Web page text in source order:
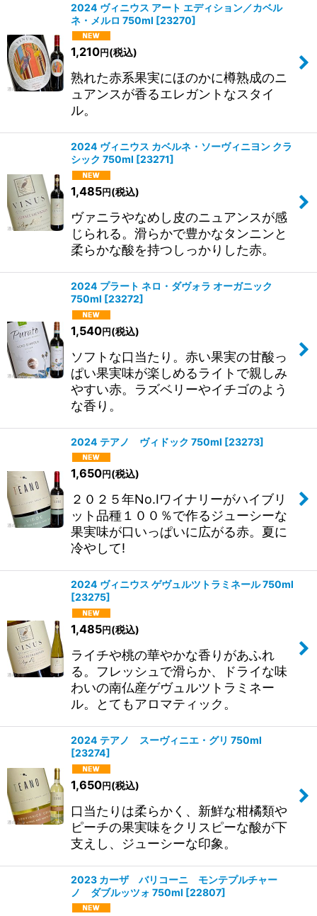
2024 ヴィニウス アート エディション／カベル
ネ・メルロ 750ml [23270]
1,210円 (税込)
熟れた赤系果実にほのかに樽熟成のニ
ュアンスが香るエレガントなスタイ
ル。
2024 ヴィニウス カベルネ・ソーヴィニヨン クラ
シック 750ml [23271]
1,485円 (税込)
ヴァニラやなめし皮のニュアンスが感
じられる。滑らかで豊かなタンニンと
柔らかな酸を持つしっかりした赤。
2024 プラート ネロ・ダヴォラ オーガニック
750ml [23272]
1,540円(税込)
ソフトな口当たり。赤い果実の甘酸っ
ぱい果実味が楽しめるライトで親しみ
やすい赤。ラズベリーやイチゴのよう
な香り。
2024 テアノ ヴィドック 750ml [23273]
1,650円 (税込)
２０２５年No.Iワイナリーがハイブリ
ット品種１００％で作るジューシーな
果実味が口いっぱいに広がる赤。夏に
冷やして!
2024 ヴィニウス ゲヴュルツトラミネール 750ml
[23275]
1,485円 (税込)
ライチや桃の華やかな香りがあふれ
る。フレッシュで滑らか、ドライな味
わいの南仏産ゲヴュルツトラミネー
ル。とてもアロマティック。
2024 テアノ スーヴィニエ・グリ 750ml
[23274]
1,650円(税込)
口当たりは柔らかく、新鮮な柑橘類や
ピーチの果実味をクリスピーな酸が下
支えし、ジューシーな印象。
2023 カーザ バリコーニ モンテプルチャー
ノ ダブルッツォ 750ml [22807]